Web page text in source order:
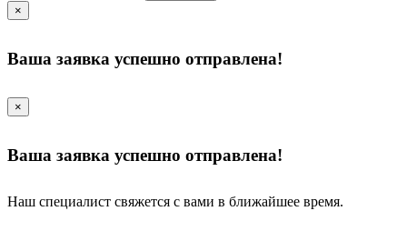
×
Ваша заявка успешно отправлена!
×
Ваша заявка успешно отправлена!
Наш специалист свяжется с вами в ближайшее время.